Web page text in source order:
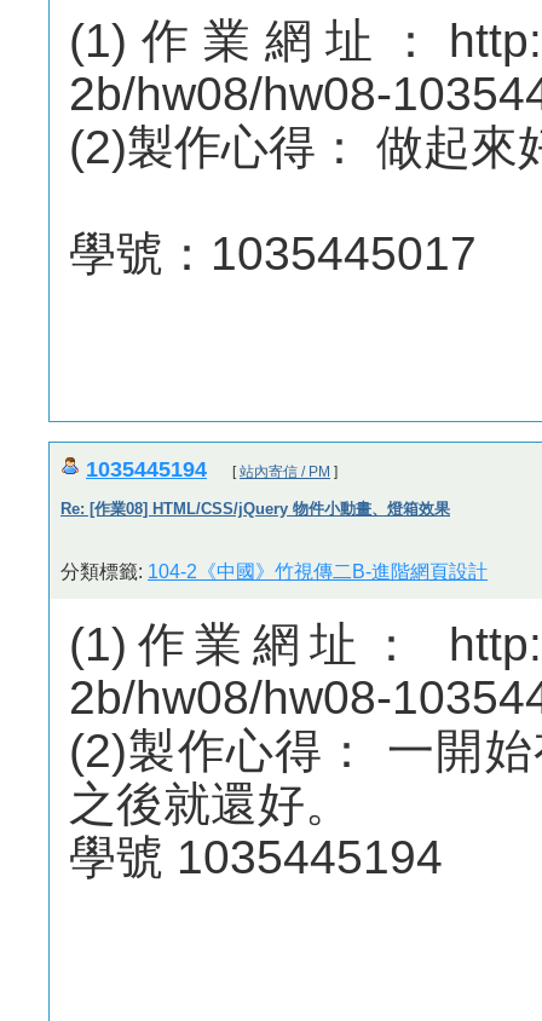
(1)作業網址：
2b/hw08/hw08-
(2)製作心得： 做起來
學號：1035445017
1035445194 [站內寄信 / PM ]
Re: [作業08] HTML/CSS/jQuery 物件小動畫、燈箱效果
分類標籤: 104-2《中國》竹視傳二B-進階網頁設計
(1)作業網址：
2b/hw08/hw08-
(2)製作心得： 一開
之後就還好。
學號 1035445194